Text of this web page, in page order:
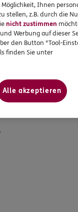
Ihnen
stellen, z.B. durch die
nicht zustimmen
Werbung auf dieser
den Button "Tool-
finden Sie unter
Alle akzeptieren